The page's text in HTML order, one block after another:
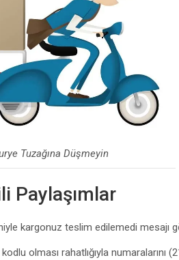
Tuzağına Düşmeyin
Paylaşımlar
kargonuz teslim edilemedi mesajı
olması rahatlığıyla numaralarını